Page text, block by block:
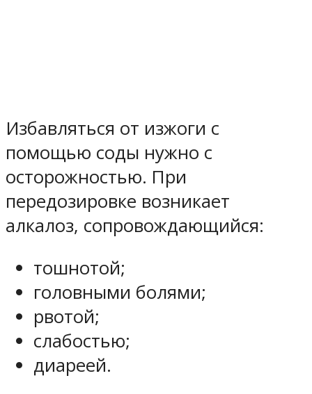
Избавляться от изжоги с
помощью соды нужно с
осторожностью. При
передозировке возникает
алкалоз, сопровождающийся:
тошнотой;
головными болями;
рвотой;
слабостью;
диареей.